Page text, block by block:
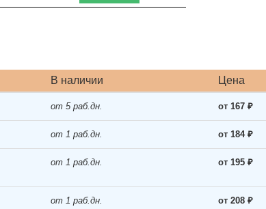
В наличии Цена
от 5 раб.дн. от 167 ₽
от 1 раб.дн. от 184 ₽
от 1 раб.дн. от 195 ₽
от 1 раб.дн. от 208 ₽